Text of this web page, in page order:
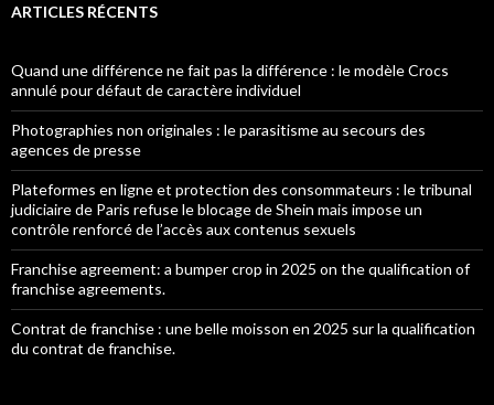
ARTICLES RÉCENTS
Quand une différence ne fait pas la différence : le modèle Crocs
annulé pour défaut de caractère individuel
Photographies non originales : le parasitisme au secours des
agences de presse
Plateformes en ligne et protection des consommateurs : le tribunal
judiciaire de Paris refuse le blocage de Shein mais impose un
contrôle renforcé de l’accès aux contenus sexuels
Franchise agreement: a bumper crop in 2025 on the qualification of
franchise agreements.
Contrat de franchise : une belle moisson en 2025 sur la qualification
du contrat de franchise.